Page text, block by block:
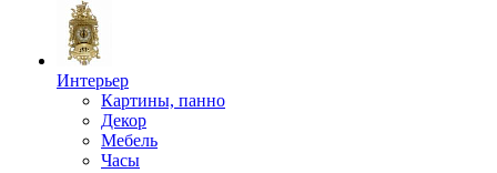
Интерьер
Картины, панно
Декор
Мебель
Часы